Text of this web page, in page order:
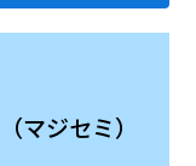
ジセミ）